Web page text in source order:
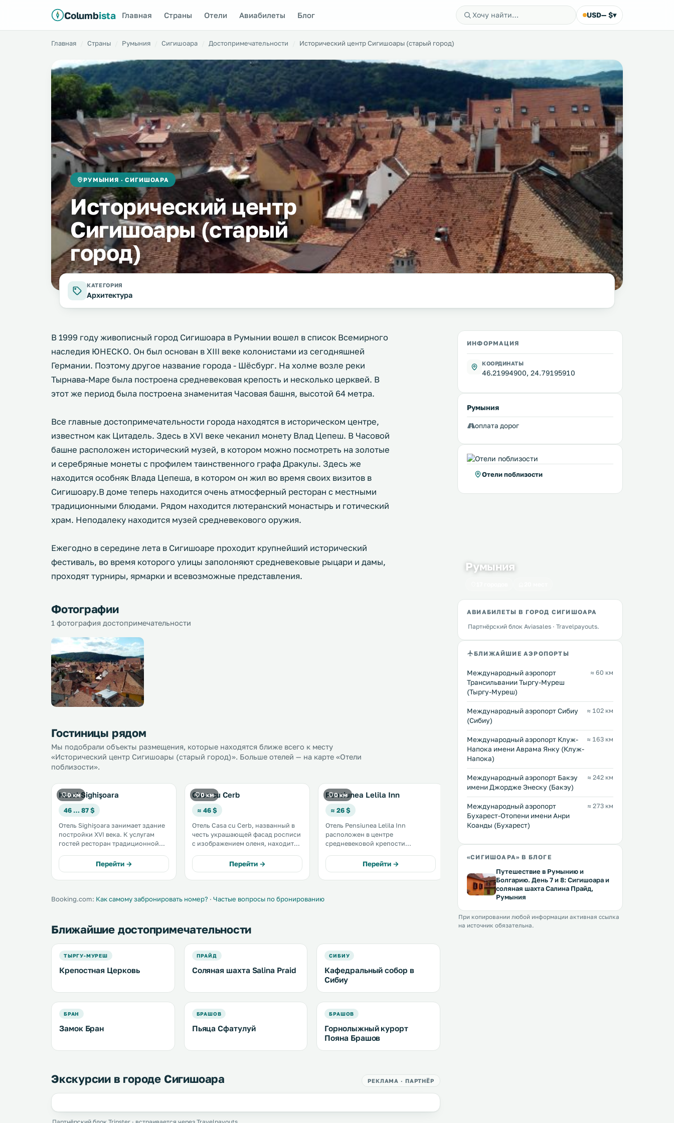
Columbista Главная Страны Отели Авиабилеты Блог USD— $▾
Главная Страны Румыния Сигишоара Достопримечательности Исторический центр Сигишоары (старый город)
РУМЫНИЯ · СИГИШОАРА
Исторический центр
Сигишоары (старый
город)
КАТЕГОРИЯ
Архитектура
В 1999 году живописный город Сигишоара в Румынии вошел в список Всемирного
наследия ЮНЕСКО. Он был основан в XIII веке колонистами из сегодняшней
Германии. Поэтому другое название города - Шёсбург. На холме возле реки
Тырнава-Маре была построена средневековая крепость и несколько церквей. В
этот же период была построена знаменитая Часовая башня, высотой 64 метра.
Все главные достопримечательности города находятся в историческом центре,
известном как Цитадель. Здесь в XVI веке чеканил монету Влад Цепеш. В Часовой
башне расположен исторический музей, в котором можно посмотреть на золотые
и серебряные монеты с профилем таинственного графа Дракулы. Здесь же
находится особняк Влада Цепеша, в котором он жил во время своих визитов в
Сигишоару.В доме теперь находится очень атмосферный ресторан с местными
традиционными блюдами. Рядом находится лютеранский монастырь и готический
храм. Неподалеку находится музей средневекового оружия.
Ежегодно в середине лета в Сигишоаре проходит крупнейший исторический
фестиваль, во время которого улицы заполоняют средневековые рыцари и дамы,
проходят турниры, ярмарки и всевозможные представления.
Фотографии
1 фотография достопримечательности
Гостиницы рядом
Мы подобрали объекты размещения, которые находятся ближе всего к месту
«Исторический центр Сигишоары (старый город)». Больше отелей — на карте «Отели
поблизости».
0 км
Hotel Sighişoara
46 … 87 $
Отель Sighişoara занимает здание
постройки XVI века. К услугам
гостей ресторан традиционной
погреб. В отеле есть также фитнес-
центр с сауной и гидромассажной
ванной. Предоставляется
Перейти →
0 км
Casa cu Cerb
≈ 46 $
Отель Casa cu Cerb, названный в
честь украшающей фасад росписи
с изображением оленя, находится
городе Сигишоара, в 110 метрах от
Часовой башни и в 100 метрах от
Музейной площади. .
Перейти →
0 км
Pensiunea Lelila Inn
≈ 26 $
Отель Pensiunea Lelila Inn
расположен в центре
средневековой крепости
площади Цитадели и Часовой
башни. К услугам гостей номера с
видом на крепость и бесплатный
Перейти →
74 … 139 $
Бутик-отель Fronius Residence
отреставрированном старинном
крепости города Сигишоара. К
услугам гостей терраса для загара
на открытом воздухе и
очаровательные номера,
обставленные деревянной
антикварной мебелью. .
≈ 30 $
Сигишоара, в
услугам гостей терраса и
бесплатный Wi-Fi. .
Booking.com: Как самому забронировать номер? · Частые вопросы по бронированию
Ближайшие достопримечательности
ТЫРГУ-МУРЕШ
Крепостная Церковь
ПРАЙД
Соляная шахта Salina Praid
СИБИУ
Кафедральный собор в
Сибиу
БРАН
Замок Бран
БРАШОВ
Пьяца Сфатулуй
БРАШОВ
Горнолыжный курорт
Пояна Брашов
Экскурсии в городе Сигишоара РЕКЛАМА · ПАРТНЁР
ИНФОРМАЦИЯ
КООРДИНАТЫ
46.21994900, 24.79195910
Румыния
оплата дорог
Отели поблизости
Румыния
АВИАБИЛЕТЫ В ГОРОД СИГИШОАРА
Партнёрский блок Aviasales · Travelpayouts.
БЛИЖАЙШИЕ АЭРОПОРТЫ
Международный аэропорт
Трансильвании Тыргу-Муреш
(Тыргу-Муреш)
≈ 60 км
Междунарoдный аэропорт Сибиу
(Сибиу)
≈ 102 км
Междунарoдный аэропорт Клуж-
Напока имени Аврама Янку (Клуж-
Напока)
≈ 163 км
Междунарoдный аэропорт Бакэу
имени Джордже Энеску (Бакэу)
≈ 242 км
Международный аэропорт
Бухарест-Отопени имени Анри
Коанды (Бухарест)
≈ 273 км
«СИГИШОАРА» В БЛОГЕ
Путешествие в Румынию и
Болгарию. День 7 и 8: Сигишоара и
соляная шахта Салина Прайд,
Румыния
При копировании любой информации активная ссылка
на источник обязательна.